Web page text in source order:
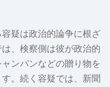
疑は政治的論争に根ざ
、検察側は彼が政治的
ンパンなどの贈り物を
。続く容疑では、新聞